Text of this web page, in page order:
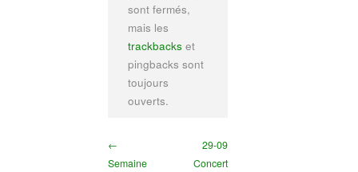
sont fermés,
mais les
trackbacks et
pingbacks sont
toujours
ouverts.
←
Semaine
29-09
Concert